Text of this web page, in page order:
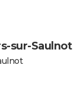
sur-Saulnot